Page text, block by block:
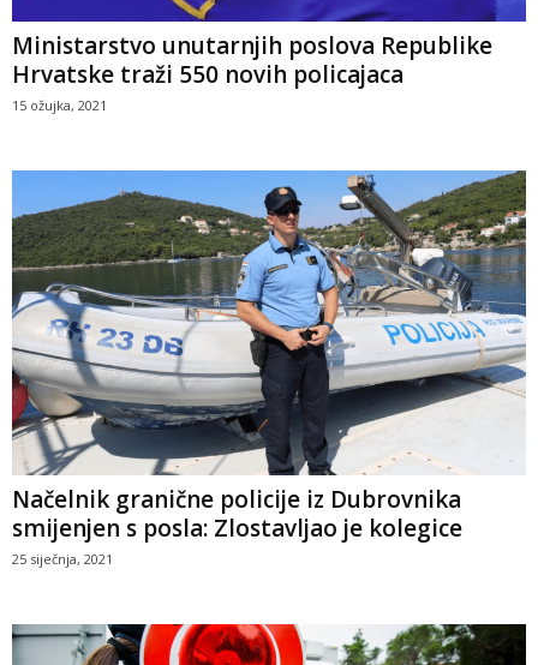
Ministarstvo unutarnjih poslova Republike
Hrvatske traži 550 novih policajaca
15 ožujka, 2021
Načelnik granične policije iz Dubrovnika
smijenjen s posla: Zlostavljao je kolegice
25 siječnja, 2021